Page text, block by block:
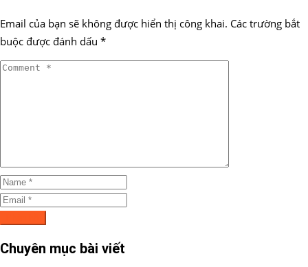
Email của bạn sẽ không được hiển thị công khai. Các trường bắt
buộc được đánh dấu *
Chuyên mục bài viết